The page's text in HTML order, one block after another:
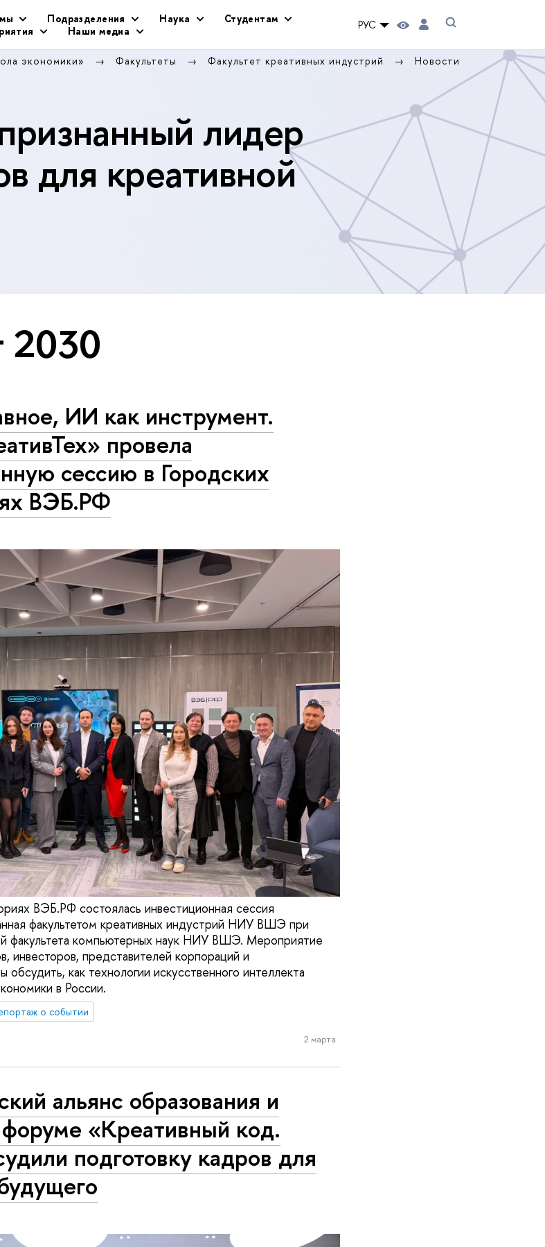
Подразделения Наука
Студентам
Наши медиа РУС
экономики» Факультеты Факультет креативных индустрий Новости
лидер
для креативной
2030
ИИ как инструмент.
провела
сессию в Городских
ВЭБ.РФ
ВЭБ.РФ состоялась инвестиционная сессия
факультетом креативных индустрий НИУ ВШЭ при
факультета компьютерных наук НИУ ВШЭ. Мероприятие
инвесторов, представителей корпораций и
обсудить, как технологии искусственного интеллекта
в России.
о событии
2 марта
альянс образования и
форуме «Креативный код.
подготовку кадров для